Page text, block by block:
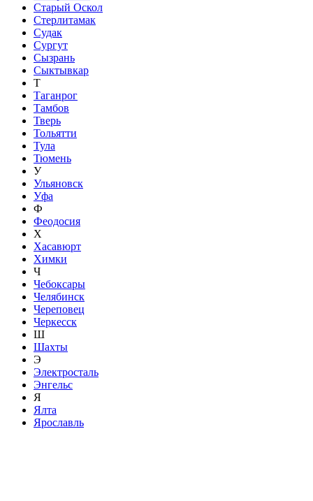
Старый Оскол
Стерлитамак
Судак
Сургут
Сызрань
Сыктывкар
Т
Таганрог
Тамбов
Тверь
Тольятти
Тула
Тюмень
У
Ульяновск
Уфа
Ф
Феодосия
Х
Хасавюрт
Химки
Ч
Чебоксары
Челябинск
Череповец
Черкесск
Ш
Шахты
Э
Электросталь
Энгельс
Я
Ялта
Ярославль